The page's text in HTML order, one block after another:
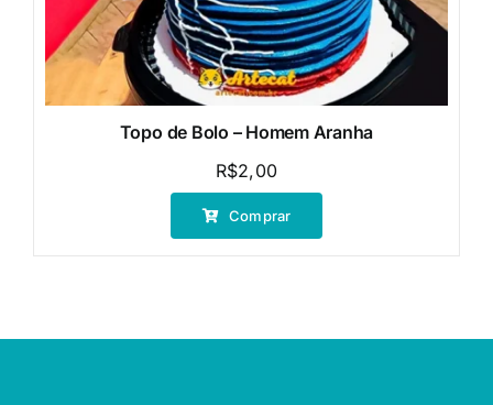
Topo de Bolo – Homem Aranha
R$2,00
Comprar